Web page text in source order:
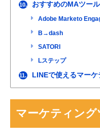
10. おすすめのMAツール
Adobe Marketo
B→dash
SATORI
Lステップ
11. LINEで使えるマー
マーケティング